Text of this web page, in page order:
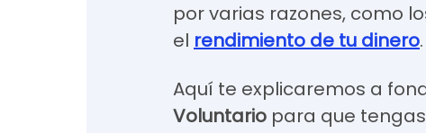
por varias razones, como
el rendimiento de tu dinero.
Aquí te explicaremos a
Voluntario para que